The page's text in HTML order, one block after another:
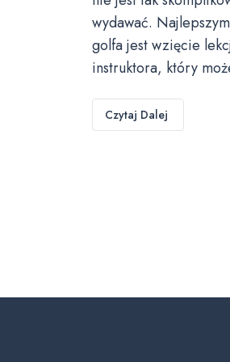
wydawać.
golfa jest wzięcie
instruktora, który
Czytaj Dalej